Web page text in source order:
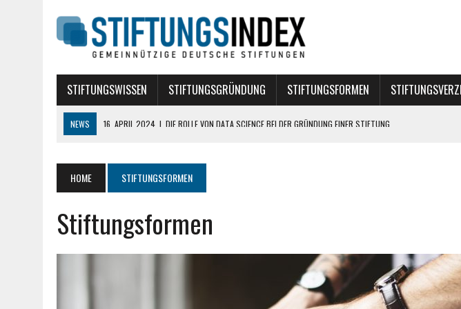
STIFTUNGSWISSEN STIFTUNGSGRÜNDUNG STIFTUNGSFORMEN
NEWS 17. DEZEMBER 2019 | WELCHE VERSICHERUNGEN BRAUCHT EINE STIFTUNG?
7. AUGUST 2018 | POLITISCHE STIFTUNGEN
16. APRIL 2024
DIE ROLLE VON DATA SCIENCE BEI DER GRÜNDUNG EINER STIFTUNG
HOME STIFTUNGSFORMEN
Stiftungsformen